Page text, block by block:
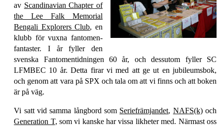
av Scandinavian Chapter of
the Lee Falk Memorial
Bengali Explorers Club, en
klubb för vuxna fantomen­
fantaster. I år fyller den
svenska Fantomen­tidningen 60 år, och dessutom fyller SC
LFMBEC 10 år. Detta firar vi med att ge ut en jubileumsbok,
och genom att vara på SPX och tala om att vi finns och att boken
är på väg.
Vi satt vid samma långbord som Seriefrämjandet, NAFS(k)och
Generation T, som vi kanske har vissa likheter med. Närmast oss